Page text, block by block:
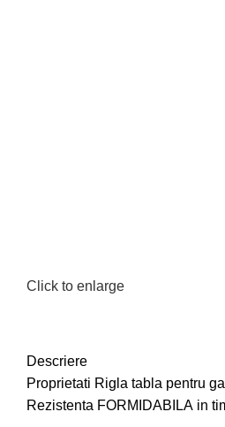
Click to enlarge
Descriere
Proprietati Rigla tabla pentru
Rezistenta FORMIDABILA in